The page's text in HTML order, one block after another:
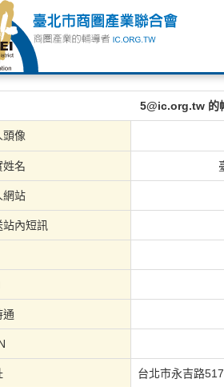
5@ic.org.tw 的
頭像
姓名
網站
站內短訊
通
台北市永吉路